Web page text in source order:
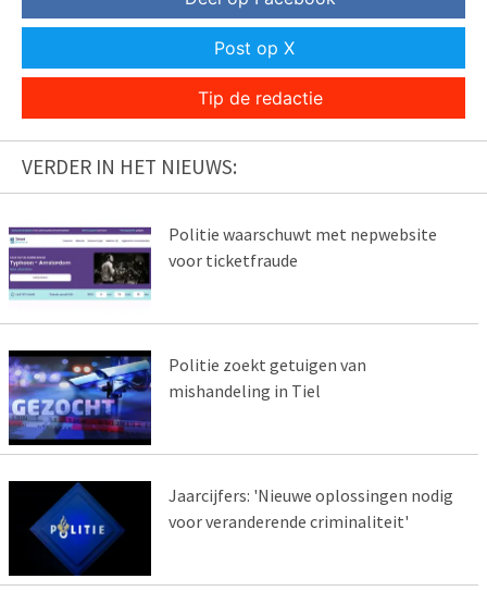
Post op X
Tip de redactie
VERDER IN HET NIEUWS:
Politie waarschuwt met nepwebsite
voor ticketfraude
Politie zoekt getuigen van
mishandeling in Tiel
Jaarcijfers: 'Nieuwe oplossingen nodig
voor veranderende criminaliteit'